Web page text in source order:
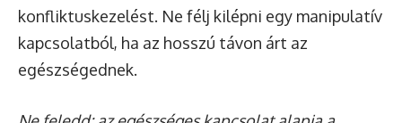
konfliktuskezelést. Ne félj kilépni egy manipulatív
kapcsolatból, ha az hosszú távon árt az
egészségednek.